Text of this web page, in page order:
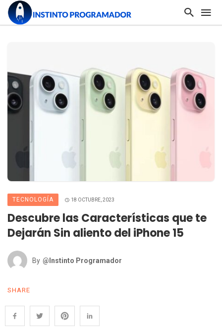
TECNOLOGÍA 18 OCTUBRE, 2023
Descubre las Características que te
Dejarán Sin aliento del iPhone 15
By @Instinto Programador
SHARE